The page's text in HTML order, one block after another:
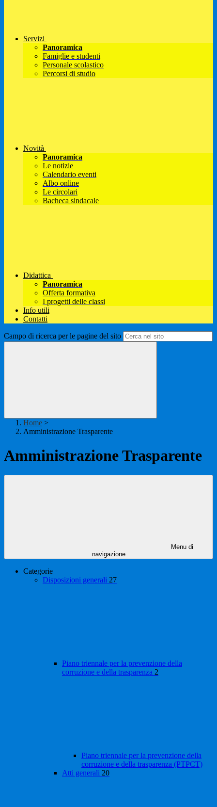
Servizi
Panoramica
Famiglie e studenti
Personale scolastico
Percorsi di studio
Novità
Panoramica
Le notizie
Calendario eventi
Albo online
Le circolari
Bacheca sindacale
Didattica
Panoramica
Offerta formativa
I progetti delle classi
Info utili
Contatti
Campo di ricerca per le pagine del sito
Home >
Amministrazione Trasparente
Amministrazione Trasparente
Menu di
navigazione
Categorie
Disposizioni generali 27
Piano triennale per la prevenzione della
corruzione e della trasparenza 2
Piano triennale per la prevenzione della
corruzione e della trasparenza (PTPCT)
Atti generali 20